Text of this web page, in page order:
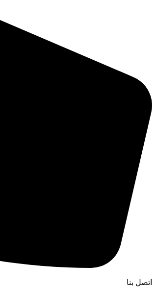
اتصل بنا